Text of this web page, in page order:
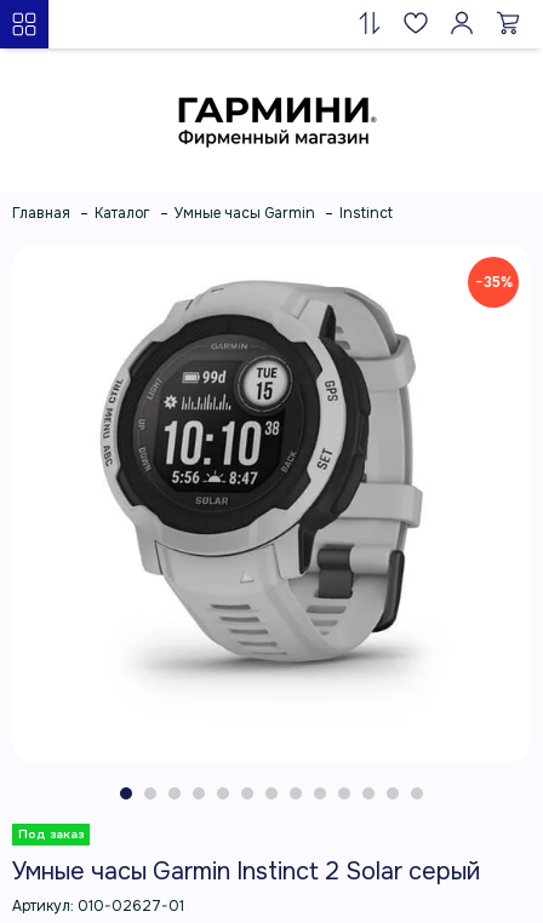
Главная Каталог Умные часы Garmin Instinct
−35%
Умные часы Garmin Instinct 2 Solar серый
Артикул: 010-02627-01